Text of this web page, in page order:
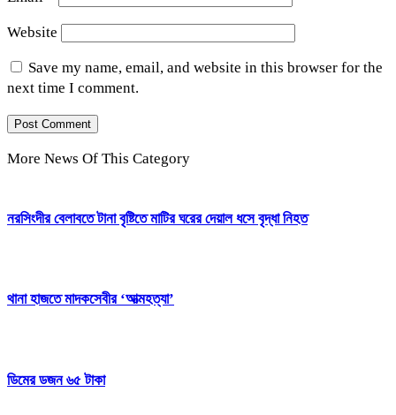
Website
Save my name, email, and website in this browser for the
next time I comment.
More News Of This Category
নরসিংদীর বেলাবতে টানা বৃষ্টিতে মাটির ঘরের দেয়াল ধসে বৃদ্ধা নিহত
থানা হাজতে মাদকসেবীর ‘আত্মহত্যা’
ডিমের ডজন ৬৫ টাকা